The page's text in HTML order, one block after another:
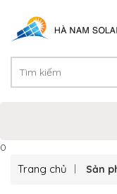
0
Trang chủ Sản